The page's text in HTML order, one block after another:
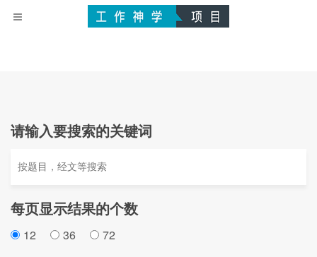
请输入要搜索的关键词
每页显示结果的个数
12 36 72